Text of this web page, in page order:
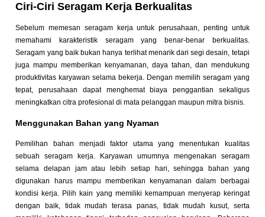
Ciri-Ciri Seragam Kerja Berkualitas
Sebelum memesan seragam kerja untuk perusahaan, penting untuk
memahami karakteristik seragam yang benar-benar berkualitas.
Seragam yang baik bukan hanya terlihat menarik dari segi desain, tetapi
juga mampu memberikan kenyamanan, daya tahan, dan mendukung
produktivitas karyawan selama bekerja. Dengan memilih seragam yang
tepat, perusahaan dapat menghemat biaya penggantian sekaligus
meningkatkan citra profesional di mata pelanggan maupun mitra bisnis.
Menggunakan Bahan yang Nyaman
Pemilihan bahan menjadi faktor utama yang menentukan kualitas
sebuah seragam kerja. Karyawan umumnya mengenakan seragam
selama delapan jam atau lebih setiap hari, sehingga bahan yang
digunakan harus mampu memberikan kenyamanan dalam berbagai
kondisi kerja. Pilih kain yang memiliki kemampuan menyerap keringat
dengan baik, tidak mudah terasa panas, tidak mudah kusut, serta